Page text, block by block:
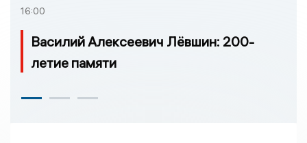
16:00
Василий Алексеевич Лёвшин: 200-
летие памяти